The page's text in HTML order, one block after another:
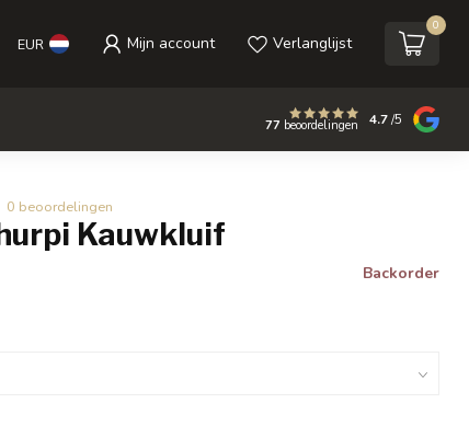
EUR Mijn account Verlanglijst
0
77 beoordelingen 4.7/5
0 beoordelingen
Kauwkluif
Backorder